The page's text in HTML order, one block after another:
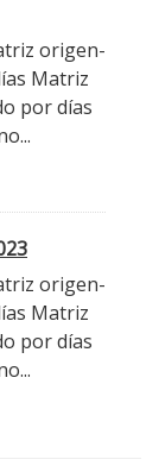
origen-
Matriz
por días
origen-
Matriz
por días